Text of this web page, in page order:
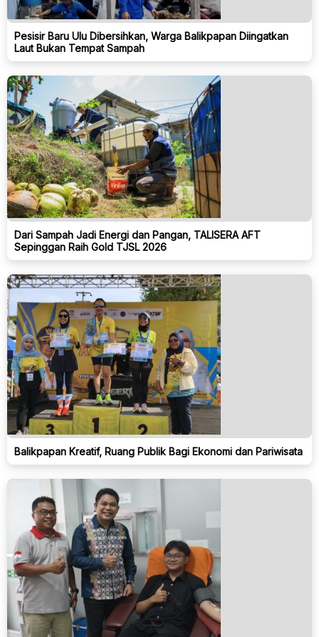
Pesisir Baru Ulu Dibersihkan, Warga Balikpapan Diingatkan
Laut Bukan Tempat Sampah
Dari Sampah Jadi Energi dan Pangan, TALISERA AFT
Sepinggan Raih Gold TJSL 2026
Balikpapan Kreatif, Ruang Publik Bagi Ekonomi dan Pariwisata